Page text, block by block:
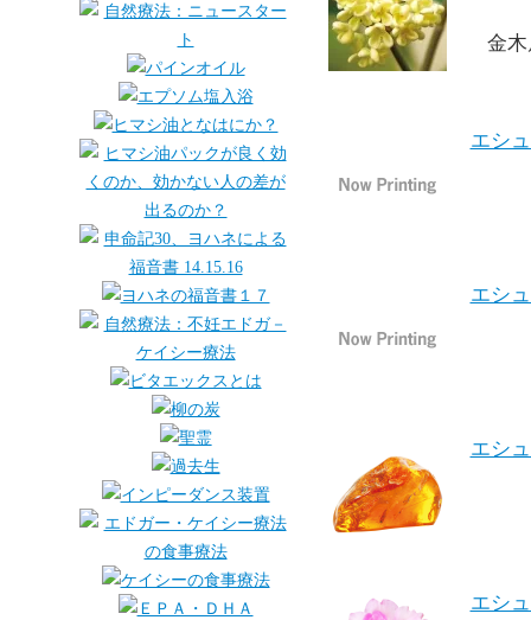
金
エシ
エシ
エシ
エシ